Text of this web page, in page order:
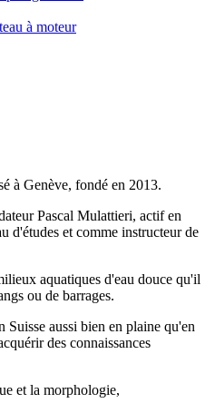
à moteur
à Genève, fondé en 2013.
Pascal Mulattieri, actif en
d'études et comme instructeur de
aquatiques d'eau douce qu'il
ou de barrages.
Suisse aussi bien en plaine qu'en
des connaissances
et la morphologie,